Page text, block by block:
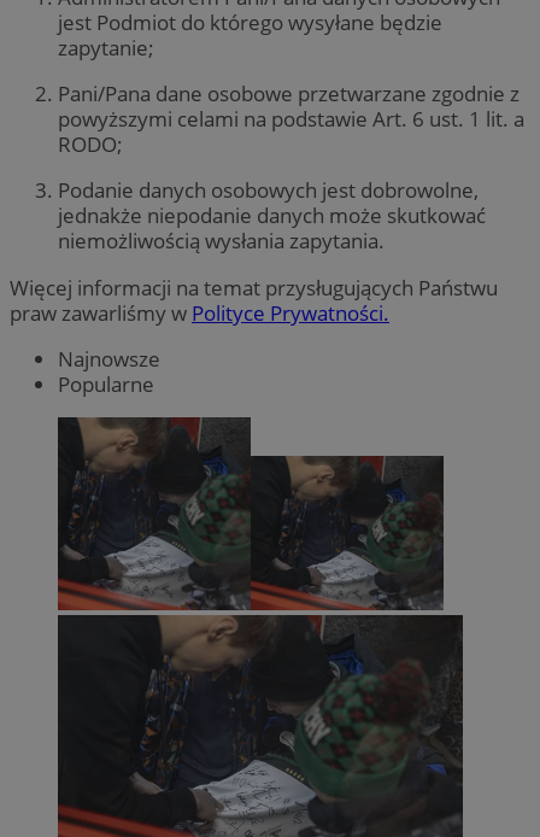
jest Podmiot do którego wysyłane będzie
zapytanie;
Pani/Pana dane osobowe przetwarzane zgodnie z
powyższymi celami na podstawie Art. 6 ust. 1 lit. a
RODO;
Podanie danych osobowych jest dobrowolne,
jednakże niepodanie danych może skutkować
niemożliwością wysłania zapytania.
Więcej informacji na temat przysługujących Państwu
praw zawarliśmy w Polityce Prywatności.
Najnowsze
Popularne